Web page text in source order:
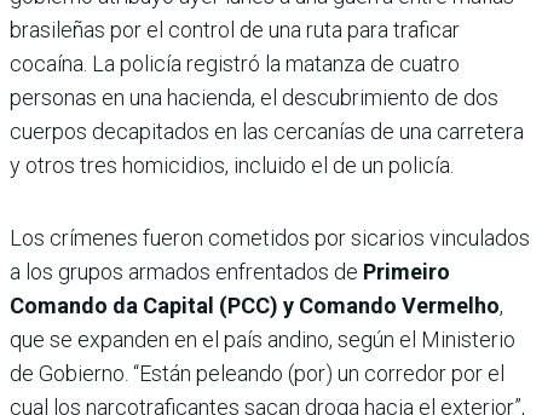
brasileñas por el control de una ruta para traficar
cocaína. La policía registró la matanza de cuatro
personas en una hacienda, el descubrimiento de dos
cuerpos decapitados en las cercanías de una carretera
y otros tres homicidios, incluido el de un policía.
Los crímenes fueron cometidos por sicarios vinculados
a los grupos armados enfrentados de Primeiro
Comando da Capital (PCC) y Comando Vermelho,
que se expanden en el país andino, según el Ministerio
de Gobierno. “Están peleando (por) un corredor por el
cual los narcotraficantes sacan droga hacia el exterior”,